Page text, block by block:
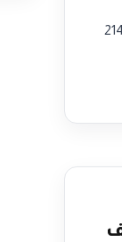
عام 2026، لتصل إلى 214,445